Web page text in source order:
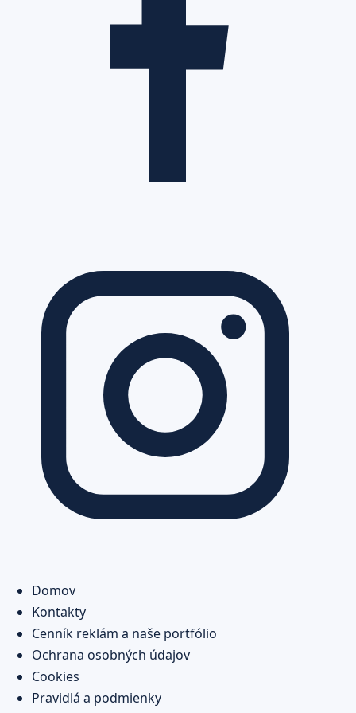
Domov
Kontakty
Cenník reklám a naše portfólio
Ochrana osobných údajov
Cookies
Pravidlá a podmienky